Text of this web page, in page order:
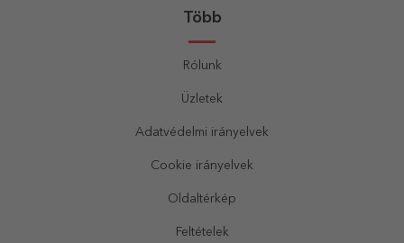
Több
Rólunk
Üzletek
Adatvédelmi irányelvek
Cookie irányelvek
Oldaltérkép
Feltételek